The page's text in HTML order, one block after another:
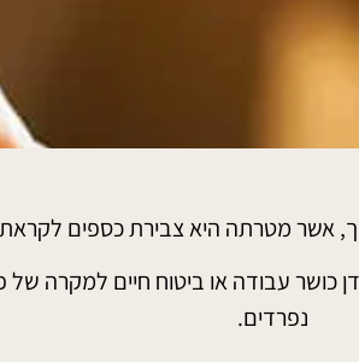
אשר מטרתה היא צבירת כספים
כושר עבודה או ביטוח חיים למקרה של
נפרדים.